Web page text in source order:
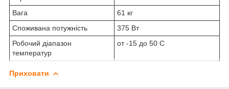
Вага
61 кг
Споживана потужність
375 Вт
Робочий діапазон
температур
от -15 до 50 С
Приховати